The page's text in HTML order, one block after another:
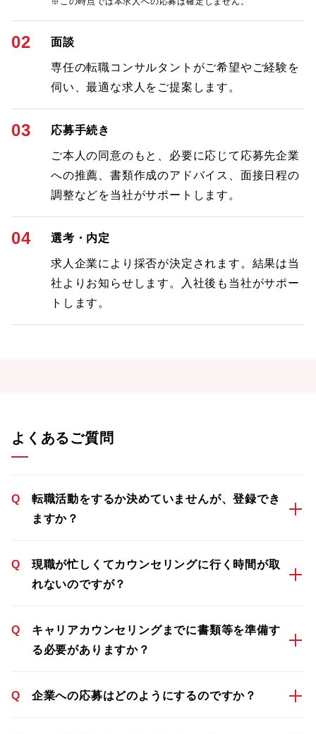
02 面談
専任の転職コンサルタントがご希望やご経験を
伺い、最適な求人をご提案します。
03 応募手続き
ご本人の同意のもと、必要に応じて応募先企業
への推薦、書類作成のアドバイス、面接日程の
調整などを当社がサポートします。
04 選考・内定
求人企業により採否が決定されます。結果は当
社よりお知らせします。入社後も当社がサポー
トします。
よくあるご質問
Q
転職活動をするか決めていませんが、登録でき
ますか？
Q
現職が忙しくてカウンセリングに行く時間が取
れないのですが？
Q
キャリアカウンセリングまでに書類等を準備す
る必要がありますか？
Q 企業への応募はどのようにするのですか？